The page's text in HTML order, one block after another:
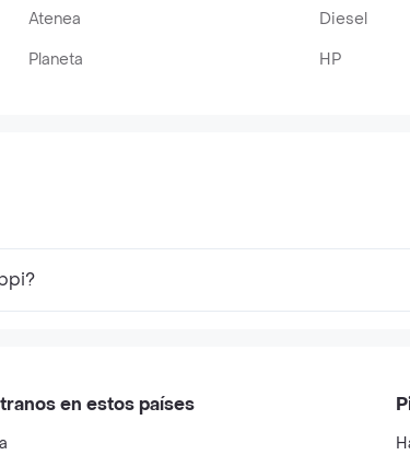
Atenea Diesel
Planeta HP
en estos países